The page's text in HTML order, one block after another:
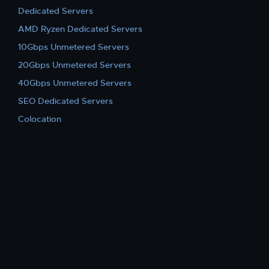
Dedicated Servers
AMD Ryzen Dedicated Servers
10Gbps Unmetered Servers
20Gbps Unmetered Servers
40Gbps Unmetered Servers
SEO Dedicated Servers
Colocation